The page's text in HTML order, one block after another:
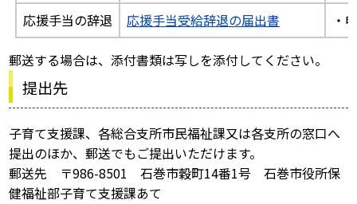
応援手当の辞退
応援手当受給辞退の届出書 ・
郵送する場合は、添付書類は写しを添付してください。
提出先
子育て支援課、各総合支所市民福祉課又は各支所の窓口へ
提出のほか、郵送でもご提出いただけます。
郵送先 〒986-8501 石巻市穀町14番1号 石巻市役所保
健福祉部子育て支援課あて